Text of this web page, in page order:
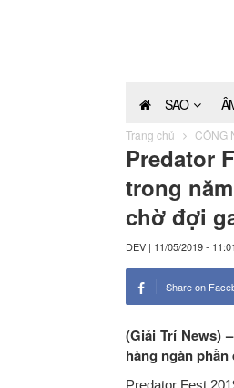
SAO
Trang chủ CÔNG
Predator
trong
chờ đợi
DEV | 11/05/2019 - 11:01
Share on
(Giải Trí News)
hàng ngàn
Predator Fest